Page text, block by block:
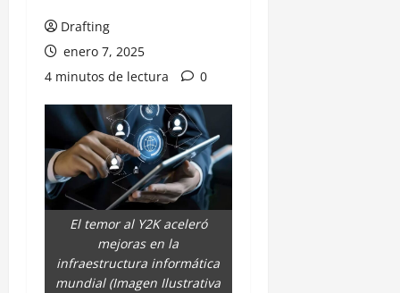
Drafting
enero 7, 2025
4 minutos de lectura
0
El temor al Y2K aceleró
mejoras en la
infraestructura informática
mundial (Imagen Ilustrativa